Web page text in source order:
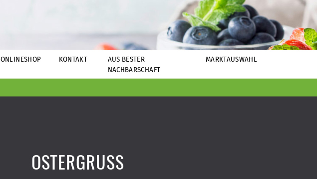
ONLINESHOP KONTAKT
AUS BESTER
NACHBARSCHAFT
MARKTAUSWAHL
OSTERGRUSS